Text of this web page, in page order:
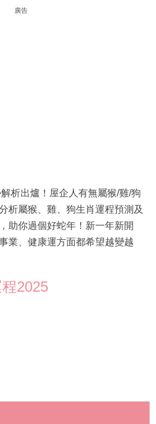
廣告
析出爐！屋企人有無屬猴/雞/狗
析屬猴、雞、狗生肖運程預測及
助你過個好蛇年！新一年新開
業、健康運方面都希望越變越
2025